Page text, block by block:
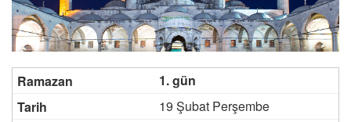
1. gün
19 Şubat Perşembe